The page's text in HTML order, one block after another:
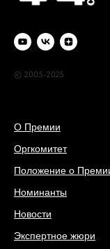
© 2005-2025
О Премии
Оргкомитет
Положение о
Номинанты
Новости
Экспертное жюри